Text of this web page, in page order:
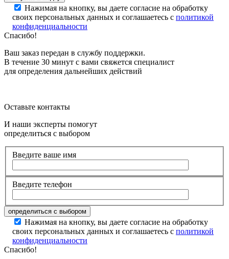
Нажимая на кнопку, вы даете согласие на обработку
своих персональных данных и соглашаетесь с политикой
конфиденциальности
Спасибо!
Ваш заказ передан в службу поддержки.
В течение 30 минут с вами свяжется специалист
для определения дальнейших действий
Оставьте контакты
И наши эксперты помогут
определиться с выбором
Введите ваше имя
Введите телефон
Нажимая на кнопку, вы даете согласие на обработку
своих персональных данных и соглашаетесь с политикой
конфиденциальности
Спасибо!